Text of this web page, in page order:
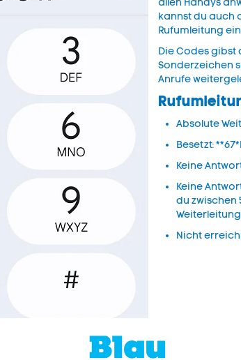
allen Handys
kannst du auch
Rufumleitung
Die Codes gibst
Sonderzeichen
Anrufe
Absolute
Besetzt:
Keine
Keine
du zwischen
Nicht